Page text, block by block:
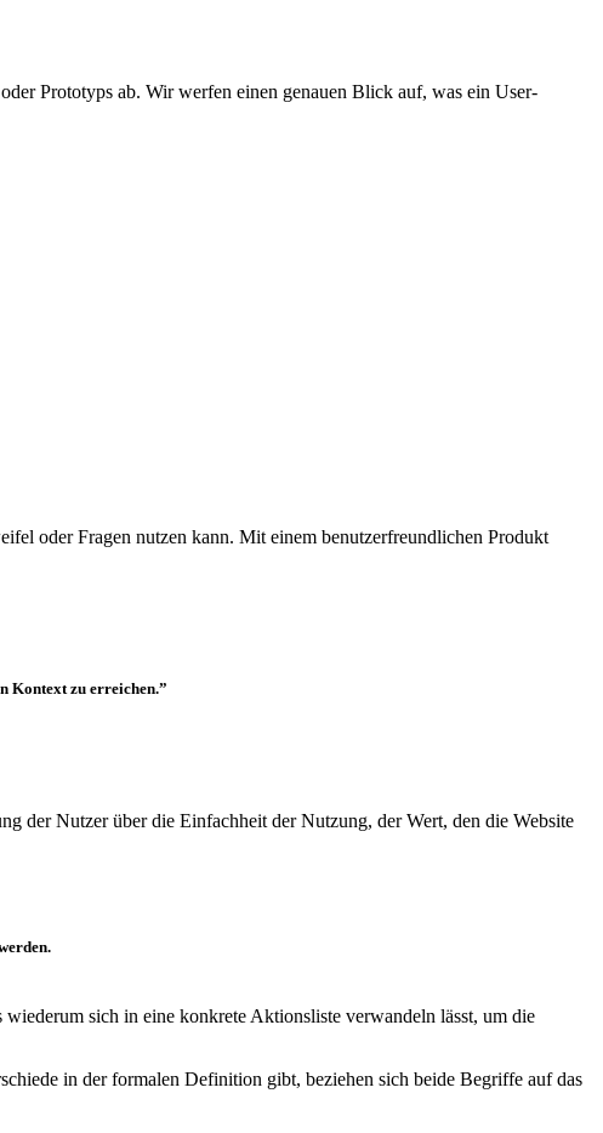
Prototyps ab. Wir werfen einen genauen Blick auf, was ein User-
oder Fragen nutzen kann. Mit einem benutzerfreundlichen Produkt
Kontext zu erreichen.”
der Nutzer über die Einfachheit der Nutzung, der Wert, den die Website
sich in eine konkrete Aktionsliste verwandeln lässt, um die
in der formalen Definition gibt, beziehen sich beide Begriffe auf das